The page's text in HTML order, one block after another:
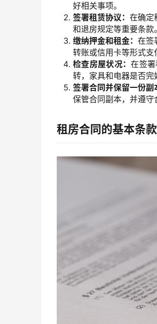
好相关事项。
签署租赁协议： 在确定
和退房规定等重要条款。
缴纳押金和租金： 在签
转账或信用卡等形式支
检查房屋状况：在签
转，家具和电器是否完
签署合同并保留一份副
保管合同副本，并遵守
租房合同的基本条款